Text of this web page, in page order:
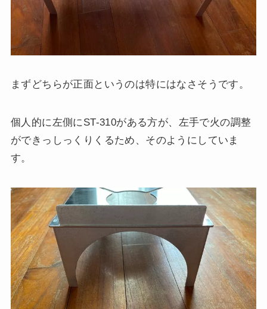
まずどちらが正面というのは特にはなさそうです。
個人的に左側にST-310がある方が、左手で火の調整
ができっしっくりくるため、そのようにしていま
す。